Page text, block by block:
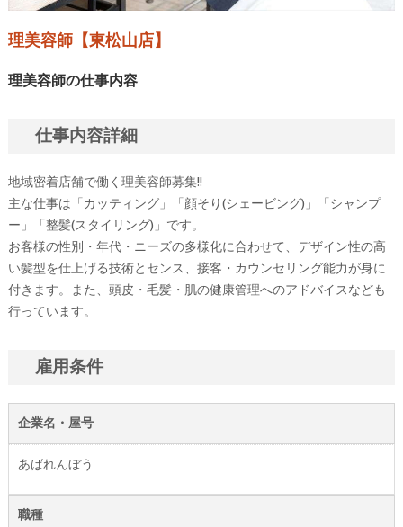
理美容師【東松山店】
理美容師の仕事内容
仕事内容詳細
地域密着店舗で働く理美容師募集!!
主な仕事は「カッティング」「顔そり(シェービング)」「シャンプ
ー」「整髪(スタイリング)」です。
お客様の性別・年代・ニーズの多様化に合わせて、デザイン性の高
い髪型を仕上げる技術とセンス、接客・カウンセリング能力が身に
付きます。また、頭皮・毛髪・肌の健康管理へのアドバイスなども
行っています。
雇用条件
企業名・屋号
あばれんぼう
職種